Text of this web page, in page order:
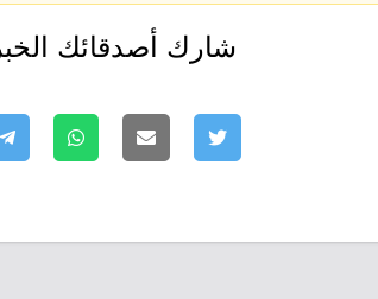
شارك أصدقائك